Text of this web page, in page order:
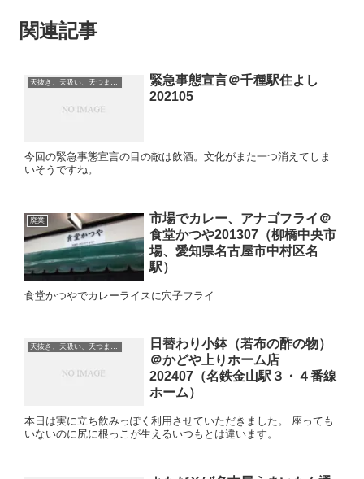
関連記事
天抜き、天吸い、天つま、立ち食い、蕎麦、etc
緊急事態宣言＠千種駅住よし
202105
今回の緊急事態宣言の目の敵は飲酒。文化がまた一つ消えてしま
いそうですね。
廃業
市場でカレー、アナゴフライ＠
食堂かつや201307（柳橋中央市
場、愛知県名古屋市中村区名
駅）
食堂かつやでカレーライスに穴子フライ
日替わり小鉢（若布の酢の物）
＠かどや上りホーム店
202407（名鉄金山駅３・４番線
ホーム）
本日は実に立ち飲みっぽく利用させていただきました。 座っても
いないのに尻に根っこが生えるいつもとは違います。